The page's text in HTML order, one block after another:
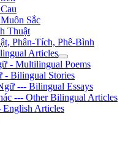
Sắc
Thuật
Phân-Tích, Phê-Bình
Articles
- Multilingual Poems
- Bilingual Stories
--- Bilingual Essays
--- Other Bilingual Articles
Articles